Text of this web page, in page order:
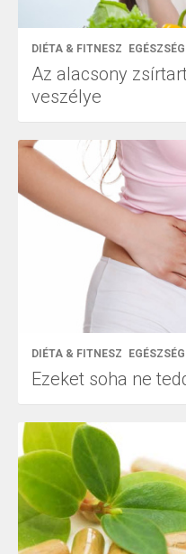
DIÉTA & FITNESZ EGÉSZSÉG
Az alacsony
veszélye
DIÉTA & FITNESZ EGÉSZSÉG
Ezeket soha ne